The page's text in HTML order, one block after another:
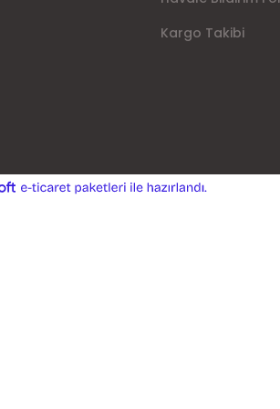
Kargo Takibi
ideasoft
e-